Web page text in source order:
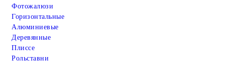
Фотожалюзи
Горизонтальные
Алюминиевые
Деревянные
Плиссе
Рольставни